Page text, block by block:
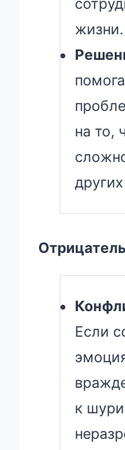
жизни.
на то,
Если
к